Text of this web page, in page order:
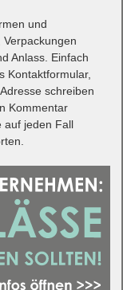
und
Anlass. Einfach
Kontaktformular,
schreiben
Kommentar
auf jeden Fall